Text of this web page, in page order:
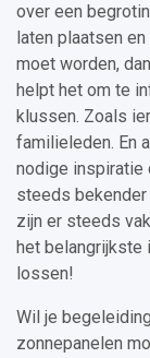
over een
laten plaatsen
moet worden,
helpt het om te
klussen. Zoals
familieleden. En
nodige inspiratie
steeds
zijn er steeds
het
lossen!
Wil je
zonnepanelen